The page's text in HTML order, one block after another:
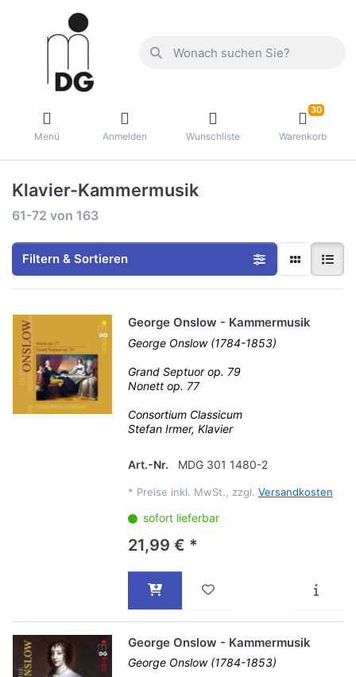
Menü Anmelden Wunschliste
30
Warenkorb
Klavier-Kammermusik
61-72 von 163
Filtern & Sortieren
George Onslow - Kammermusik
George Onslow (1784-1853)
Grand Septuor op. 79
Nonett op. 77
Consortium Classicum
Stefan Irmer, Klavier
Art.-Nr. MDG 301 1480-2
* Preise inkl. MwSt., zzgl. Versandkosten
sofort lieferbar
21,99 € *
George Onslow - Kammermusik
George Onslow (1784-1853)